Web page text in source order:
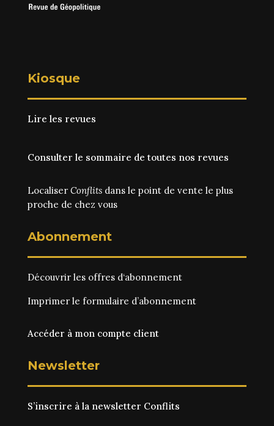
Kiosque
Lire les revues
Consulter le sommaire de toutes nos revues
Localiser Conflitsdans le point de vente le plus
proche de chez vous
Abonnement
Découvrir les offres d‘abonnement
Imprimer le formulaire d’abonnement
Accéder à mon compte client
Newsletter
S’inscrire à la newsletter Conflits